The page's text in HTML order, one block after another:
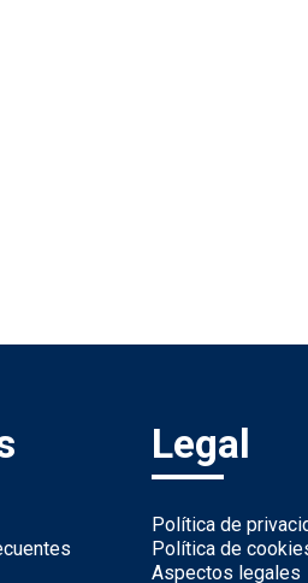
Legal
Política de
Política de
Aspectos legales